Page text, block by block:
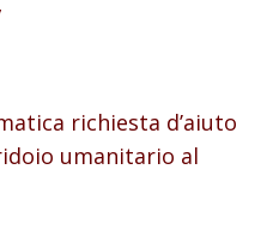
richiesta d’aiuto
umanitario al